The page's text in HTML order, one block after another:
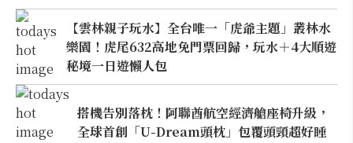
【雲林親子玩水】全台唯一「虎爺主題」叢林水
樂園！虎尾632高地免門票回歸，玩水＋4大順遊
秘境一日遊懶人包
搭機告別落枕！阿聯酋航空經濟艙座椅升級，
全球首創「U-Dream頭枕」包覆頭頸超好睡